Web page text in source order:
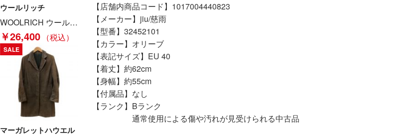
ウールリッチ
WOOLRICH ウールリッチ コート ブラック Bランク
￥26,400
SALE
マーガレットハウエル
【店舗内商品コード】1017004440823
【メーカー】jiu/慈雨
【型番】32452101
【カラー】オリーブ
【表記サイズ】EU 40
【着丈】約62cm
【身幅】約55cm
【付属品】なし
【ランク】Bランク
通常使用による傷や汚れが見受けられる中古品